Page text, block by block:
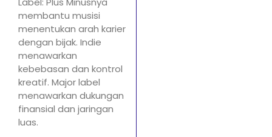
membantu musisi
menentukan arah karier
dengan bijak. Indie
menawarkan
kebebasan dan kontrol
kreatif. Major label
menawarkan dukungan
finansial dan jaringan
luas.